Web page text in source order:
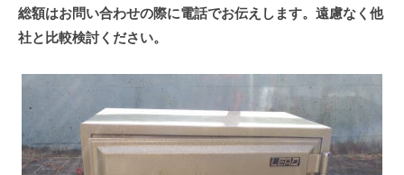
総額はお問い合わせの際に電話でお伝えします。遠慮なく他
社と比較検討ください。